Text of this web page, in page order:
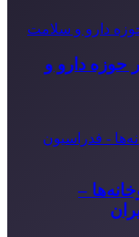
حوزه دارو و
–